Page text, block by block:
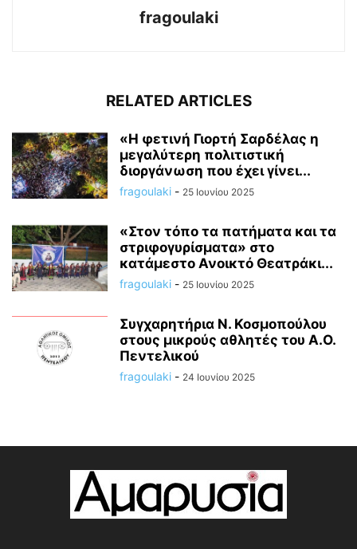
fragoulaki
RELATED ARTICLES
«Η φετινή Γιορτή Σαρδέλας η
μεγαλύτερη πολιτιστική
διοργάνωση που έχει γίνει...
fragoulaki - 25 Ιουνίου 2025
«Στον τόπο τα πατήματα και τα
στριφογυρίσματα» στο
κατάμεστο Ανοικτό Θεατράκι...
fragoulaki - 25 Ιουνίου 2025
Συγχαρητήρια Ν. Κοσμοπούλου
στους μικρούς αθλητές του Α.Ο.
Πεντελικού
fragoulaki - 24 Ιουνίου 2025